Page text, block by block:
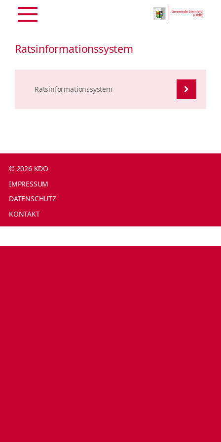
Ratsinformationssystem
Ratsinformationssystem
© 2026 KDO
IMPRESSUM
DATENSCHUTZ
KONTAKT